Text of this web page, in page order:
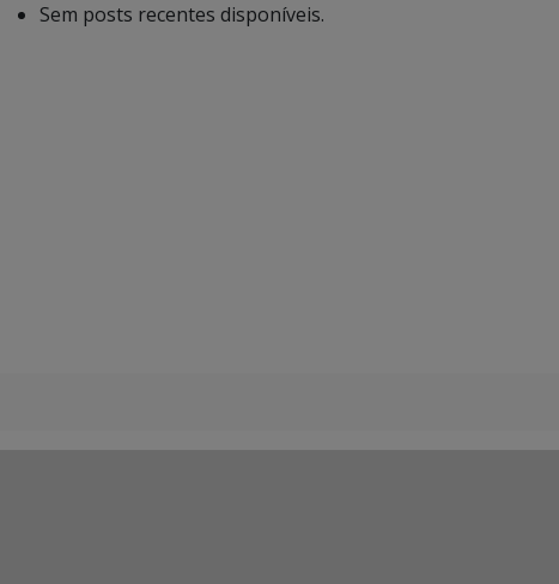
Sem posts recentes disponíveis.